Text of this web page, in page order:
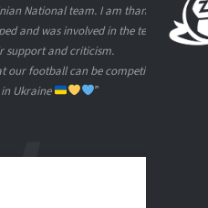
National team. I am thankful to
and was involved in the team.
support and criticism.
our football can be competitive,
Ukraine
”